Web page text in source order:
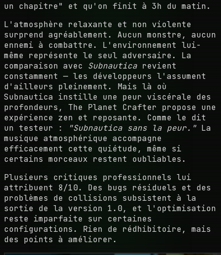
un chapitre" et qu'on finit à 3h du matin.
L'atmosphère relaxante et non violente
surprend agréablement. Aucun monstre, aucun
ennemi à combattre. L'environnement lui-
même représente le seul adversaire. La
comparaison avec Subnautica revient
constamment — les développeurs l'assument
d'ailleurs pleinement. Mais là où
Subnautica instille une peur viscérale des
profondeurs, The Planet Crafter propose une
expérience zen et reposante. Comme le dit
un testeur :
"Subnautica sans la peur." La
musique atmosphérique accompagne
efficacement cette quiétude, même si
certains morceaux restent oubliables.
Plusieurs critiques professionnels lui
attribuent 8/10. Des bugs résiduels et des
problèmes de collisions subsistent à la
sortie de la version 1.0, et l'optimisation
reste imparfaite sur certaines
configurations. Rien de rédhibitoire, mais
des points à améliorer.